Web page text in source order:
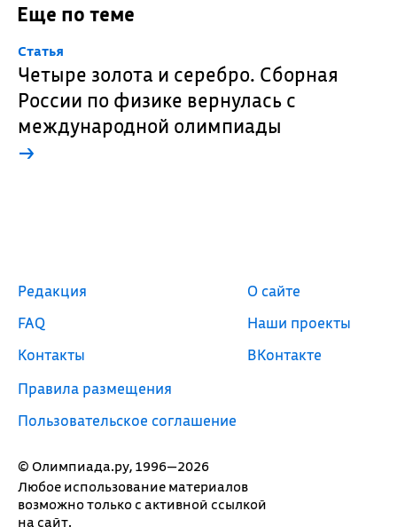
Еще по теме
Cтатья
Четыре золота и серебро. Сборная
России по физике вернулась с
международной олимпиады
→
© Олимпиада.ру, 1996—2026
Любое использование материалов
возможно только с активной ссылкой
на сайт.
Редакция
FAQ
Контакты
Правила размещения
Пользовательское соглашение
О сайте
Наши проекты
ВКонтакте